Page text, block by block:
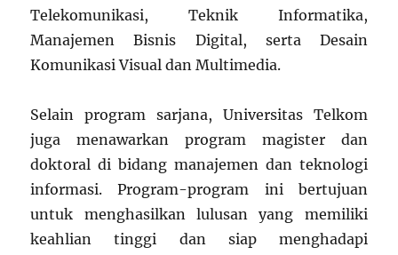
Telekomunikasi, Teknik Informatika,
Manajemen Bisnis Digital, serta Desain
Komunikasi Visual dan Multimedia.
Selain program sarjana, Universitas Telkom
juga menawarkan program magister dan
doktoral di bidang manajemen dan teknologi
informasi. Program-program ini bertujuan
untuk menghasilkan lulusan yang memiliki
keahlian tinggi dan siap menghadapi